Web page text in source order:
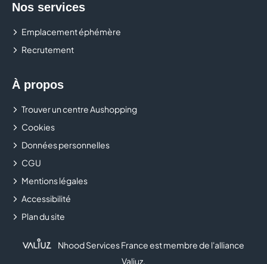
Nos services
Emplacement éphémère
Recrutement
À propos
Trouver un centre Aushopping
Cookies
Données personnelles
CGU
Mentions légales
Accessibilité
Plan du site
Nhood Services France est membre de l'alliance
Valiuz.